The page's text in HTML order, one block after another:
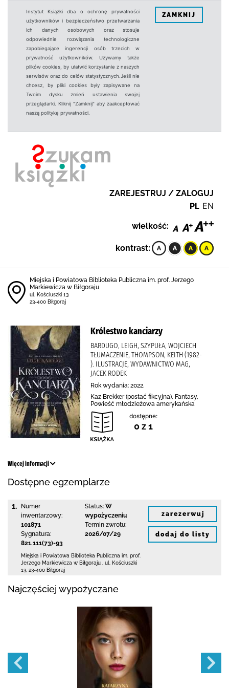
Instytut Książki dba o ochronę prywatności
użytkowników i bezpieczeństwo przetwarzania
ich danych osobowych oraz stosuje
odpowiednie rozwiązania technologiczne
zapobiegające ingerencji osób trzecich w
prywatność użytkowników. Używamy także
plików cookies, by ułatwić korzystanie z naszych
serwisów oraz do celów statystycznych.Jeśli nie
chcesz, by pliki cookies były zapisywane na
Twoim dysku zmień ustawienia swojej
przeglądarki. Kliknij "Zamknij" aby zaakceptować
naszą politykę prywatności.
ZAMKNIJ
ZAREJESTRUJ / ZALOGUJ
PL EN
wielkość:
kontrast:
Miejska i Powiatowa Biblioteka Publiczna im. prof. Jerzego
Markiewicza w Biłgoraju
ul. Kościuszki 13
23-400 Biłgoraj
Królestwo kanciarzy
BARDUGO, LEIGH, SZYPUŁA, WOJCIECH
TŁUMACZENIE, THOMPSON, KEITH (1982-
). ILUSTRACJE, WYDAWNICTWO MAG,
JACEK RODEK
Rok wydania: 2022.
Kaz Brekker (postać fikcyjna), Fantasy,
Powieść młodzieżowa amerykańska
dostępne:
0 z 1
Więcej informacji
Dostępne egzemplarze
1.
Numer
inwentarzowy:
101871
Sygnatura:
821.111(73)-93
Status: W
wypożyczeniu
Termin zwrotu:
2026/07/29
Miejska i Powiatowa Biblioteka Publiczna im. prof.
Jerzego Markiewicza w Biłgoraju
ul. Kościuszki
13 23-400 Biłgoraj
zarezerwuj
dodaj do listy
Najczęściej wypożyczane